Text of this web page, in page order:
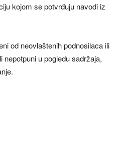
kojom se potvrđuju navodi iz
od neovlaštenih podnosilaca ili
u pogledu sadržaja,